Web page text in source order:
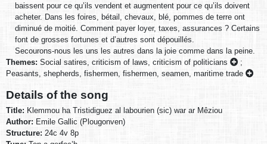
baissent pour ce qu’ils vendent et augmentent pour ce qu’ils doivent
acheter. Dans les foires, bétail, chevaux, blé, pommes de terre ont
diminué de moitié. Comment payer loyer, taxes, assurances ? Certains
font de grosses fortunes et d’autres sont dépouillés.
Secourons-nous les uns les autres dans la joie comme dans la peine.
Themes: Social satires, criticism of laws, criticism of politicians
;
Peasants, shepherds, fishermen, fishermen, seamen, maritime trade
Details of the song
Title: Klemmou ha Tristidiguez al labourien (sic) war ar Mêziou
Author: Emile Gallic (Plougonven)
Structure: 24c 4v 8p